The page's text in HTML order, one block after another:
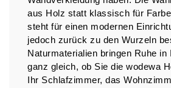
aus Holz statt klassisch für
steht für einen modernen
jedoch zurück zu den Wurzeln
Naturmaterialien bringen Ruhe in
ganz gleich, ob Sie die wodewa
Ihr Schlafzimmer, das